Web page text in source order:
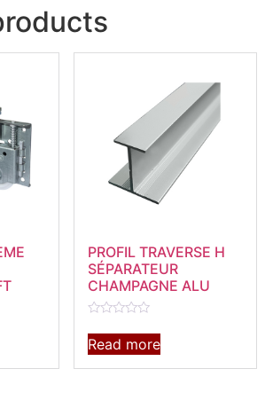
PROFIL TRAVERSE H
SÉPARATEUR
CHAMPAGNE ALU
0
out
5
Read more